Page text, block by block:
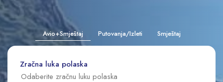
Avio+Smještaj Putovanja/Izleti Smještaj
Zračna luka polaska